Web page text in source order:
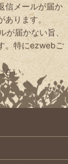
信メールが届か
あります。
が届かない旨、
。特にezwebご
さい。